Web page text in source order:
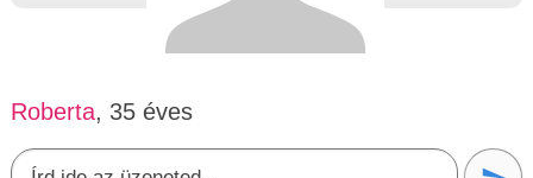
Roberta, 35 éves